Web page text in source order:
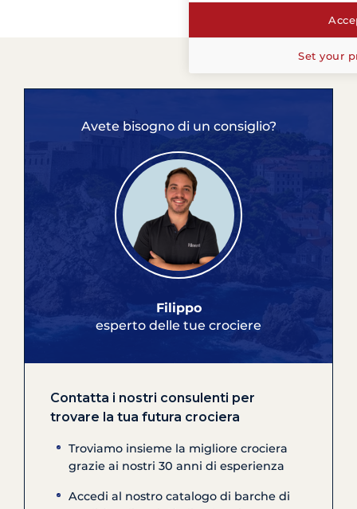
Avete bisogno di un consiglio?
Filippo
esperto delle tue crociere
Contatta i nostri consulenti per
trovare la tua futura crociera
Troviamo insieme la migliore crociera
grazie ai nostri 30 anni di esperienza
Accedi al nostro catalogo di barche di
Set your